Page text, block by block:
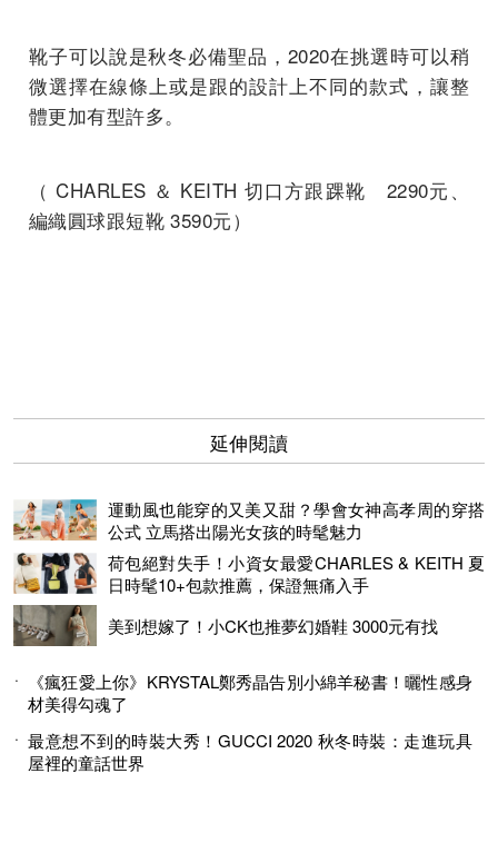
靴子可以說是秋冬必備聖品，2020在挑選時可以稍
微選擇在線條上或是跟的設計上不同的款式，讓整
體更加有型許多。
（ CHARLES ＆ KEITH 切口方跟踝靴 2290元、
編織圓球跟短靴 3590元）
延伸閱讀
運動風也能穿的又美又甜？學會女神高孝周的穿搭
公式 立馬搭出陽光女孩的時髦魅力
荷包絕對失手！小資女最愛CHARLES & KEITH 夏
日時髦10+包款推薦，保證無痛入手
美到想嫁了！小CK也推夢幻婚鞋 3000元有找
《瘋狂愛上你》KRYSTAL鄭秀晶告別小綿羊秘書！曬性感身
材美得勾魂了
最意想不到的時裝大秀！GUCCI 2020 秋冬時裝：走進玩具
屋裡的童話世界